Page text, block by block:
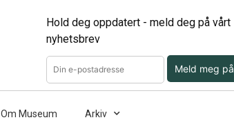
Hold deg oppdatert - meld deg på vårt
nyhetsbrev
Meld meg på
Om Museum Arkiv